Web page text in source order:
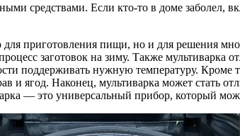
средствами. Если кто-то в доме заболел,
для приготовления пищи, но и для решения
заготовок на зиму. Также
поддерживать нужную температуру.
и ягод. Наконец, мультиварка может стать
— это универсальный прибор, который